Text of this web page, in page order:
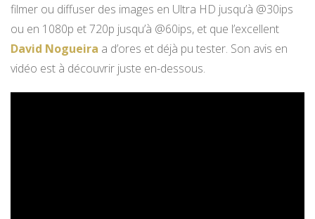
filmer ou diffuser des images en Ultra HD jusqu’à @30ips
ou en 1080p et 720p jusqu’à @60ips, et que l’excellent
David Nogueira a d’ores et déjà pu tester. Son avis en
vidéo est à découvrir juste en-dessous.